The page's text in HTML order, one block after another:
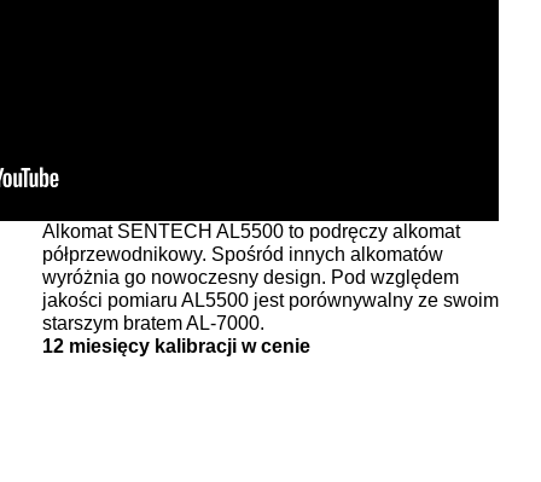
Alkomat SENTECH AL5500 to podręczy alkomat
półprzewodnikowy. Spośród innych alkomatów
wyróżnia go nowoczesny design. Pod względem
jakości pomiaru AL5500 jest porównywalny ze swoim
starszym bratem AL-7000.
12 miesięcy kalibracji w cenie